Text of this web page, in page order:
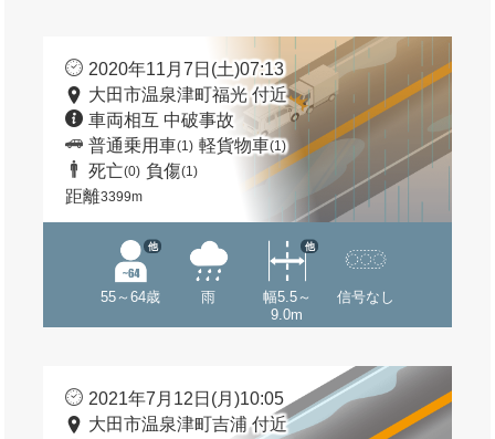
2020年11月7日(土)07:13
大田市温泉津町福光 付近
車両相互 中破事故
普通乗用車(1) 軽貨物車(1)
死亡(0) 負傷(1)
距離3399m
55～64歳
他
雨
幅5.5～
9.0m
他
信号なし
2021年7月12日(月)10:05
大田市温泉津町吉浦 付近